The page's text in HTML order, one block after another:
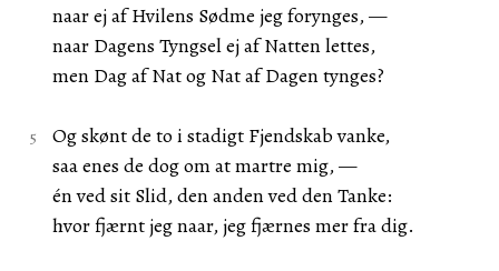
naar ej af Hvilens Sødme jeg forynges, —
naar Dagens Tyngsel ej af Natten lettes,
men Dag af Nat og Nat af Dagen tynges?
Og skønt de to i stadigt Fjendskab vanke,
saa enes de dog om at martre mig, —
én ved sit Slid, den anden ved den Tanke:
hvor fjærnt jeg naar, jeg fjærnes mer fra dig.